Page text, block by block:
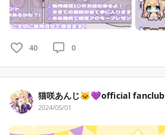
40 0
猫咲あんじ🐱💜official fanclub
2024/05/01